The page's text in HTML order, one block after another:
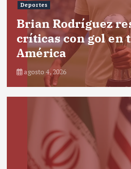
Deportes
Brian Rodríguez
críticas con gol en
América
agosto 4, 2026